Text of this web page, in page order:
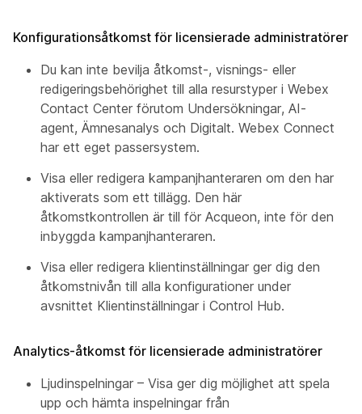
Konfigurationsåtkomst för licensierade administratörer
Du kan inte bevilja åtkomst-, visnings- eller
redigeringsbehörighet till alla resurstyper i Webex
Contact Center förutom Undersökningar, AI-
agent, Ämnesanalys och Digitalt. Webex Connect
har ett eget passersystem.
Visa eller redigera kampanjhanteraren om den har
aktiverats som ett tillägg. Den här
åtkomstkontrollen är till för Acqueon, inte för den
inbyggda kampanjhanteraren.
Visa eller redigera klientinställningar ger dig den
åtkomstnivån till alla konfigurationer under
avsnittet Klientinställningar i Control Hub.
Analytics-åtkomst för licensierade administratörer
Ljudinspelningar – Visa ger dig möjlighet att spela
upp och hämta inspelningar från